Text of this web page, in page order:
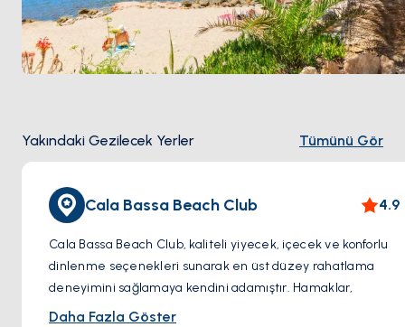
Yakındaki Gezilecek Yerler Tümünü Gör
Cala Bassa Beach Club 4.9
Cala Bassa Beach Club, kaliteli yiyecek, içecek ve konforlu
dinlenme seçenekleri sunarak en üst düzey rahatlama
deneyimini sağlamaya kendini adamıştır. Hamaklar,
konforunuzu kişiselleştirmek için çeşitli tür ve gölge
Daha Fazla Göster